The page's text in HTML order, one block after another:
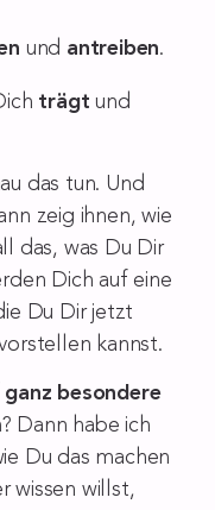
und antreiben.
trägt und
das tun. Und
zeig ihnen, wie
das, was Du Dir
Dich auf eine
Du Dir jetzt
kannst.
ganz besondere
Dann habe ich
Du das machen
wissen willst,